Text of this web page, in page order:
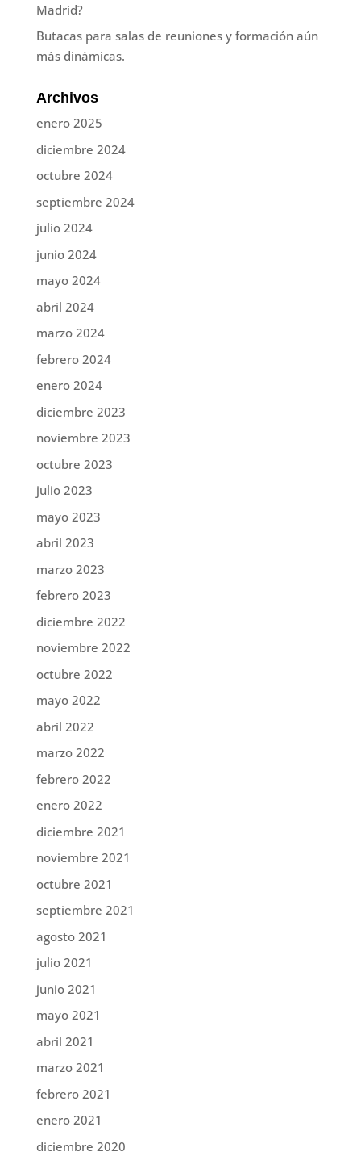
Madrid?
Butacas para salas de reuniones y formación aún
más dinámicas.
Archivos
enero 2025
diciembre 2024
octubre 2024
septiembre 2024
julio 2024
junio 2024
mayo 2024
abril 2024
marzo 2024
febrero 2024
enero 2024
diciembre 2023
noviembre 2023
octubre 2023
julio 2023
mayo 2023
abril 2023
marzo 2023
febrero 2023
diciembre 2022
noviembre 2022
octubre 2022
mayo 2022
abril 2022
marzo 2022
febrero 2022
enero 2022
diciembre 2021
noviembre 2021
octubre 2021
septiembre 2021
agosto 2021
julio 2021
junio 2021
mayo 2021
abril 2021
marzo 2021
febrero 2021
enero 2021
diciembre 2020